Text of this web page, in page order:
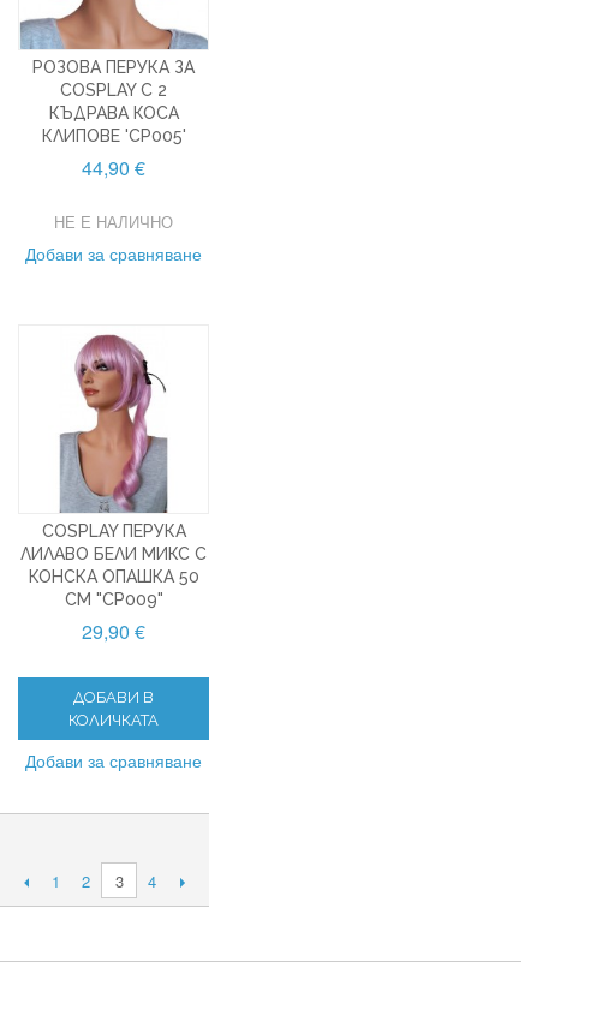
РОЗОВА ПЕРУКА ЗА
COSPLAY С 2
КЪДРАВА КОСА
КЛИПОВЕ 'CP005'
44,90 €
НЕ Е НАЛИЧНО
Добави за сравняване
COSPLAY ПЕРУКА
ЛИЛАВО БЕЛИ МИКС С
КОНСКА ОПАШКА 50
CM "CP009"
29,90 €
ДОБАВИ В
КОЛИЧКАТА
Добави за сравняване
1 2 3 4